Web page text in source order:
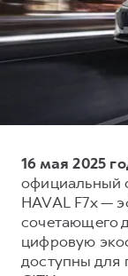
от 2 899 000 ₽
Тест-драйв
Трейд-ин
КРЕДИТ И
Страхование
Кредит
Нулевое ТО
Программа
Регламенты
GWM
Гарантия
О дилере
Наша команда
16 мая 2025
официальный
HAVAL F7x —
сочетающего
цифровую
доступны для